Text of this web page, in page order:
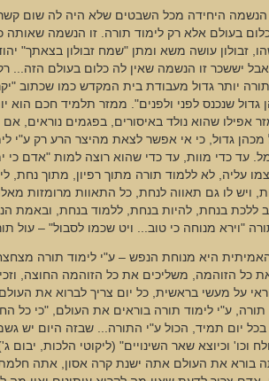
הנשמה היחידה מכל השבטים שלא היה לה שום
בעולם אלא רק לימוד תורה. זו הנשמה
זבולון עושה משא ומתן "שמח זבולון בצאתך"
יששכר זו הנשמה שאין לה כלום בעולם הזה...
תורה יותר גדול מעבודת בית המקדש כמו שכתוב
גדול שנכנס לפני ולפנים". ממזר תלמיד חכם הוא
אפילו שהוא נולד באיסורים, בפגמים נוראים, אם
מכהן גדול, כי אי אפשר לצאת מהיצר הרע רק ע"י
עד כדי מוות, עד כדי שהוא רוצה למות "אדם כי
עליה, לא ללמוד תורה מתוך רפיון, מתוך נחת,
ויש לו גם תאווה לנחת, כל התאוות מרומזות
ללכת בנחת, להיות בנחת, ללמוד בנחת, ובאמת
"וירא מנוחה כי טוב... ויט שכמו לסבול" – עול
היא מנוחת הנפש – ע"י לימוד תורה
כל הזוהמה, משליכים את כל הזוהמה החוצה,
על מעשי בראשית, כל יום צריך לברוא את
תורה, ע"י לימוד תורה בוראים את העולם, "כי
יום תמיד, הכול ע"י התורה... שבזה היום יש
וכו' וכיוצא שאר השינויים" (ליקוטי הלכות,
בורא את העולם אתה ישנת קרה אסון, אתה